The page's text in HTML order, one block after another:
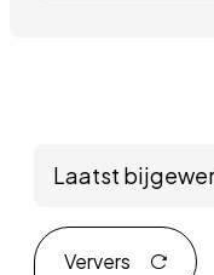
Laatst
Ververs